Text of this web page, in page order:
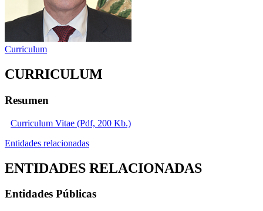
Curriculum
CURRICULUM
Resumen
Curriculum Vitae (Pdf, 200 Kb.)
Entidades relacionadas
ENTIDADES RELACIONADAS
Entidades Públicas